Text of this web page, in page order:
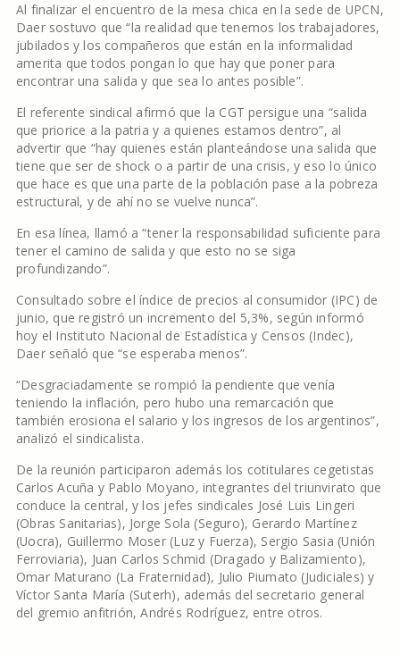
Al finalizar el encuentro de la mesa chica en la sede de UPCN,
Daer sostuvo que “la realidad que tenemos los trabajadores,
jubilados y los compañeros que están en la informalidad
amerita que todos pongan lo que hay que poner para
encontrar una salida y que sea lo antes posible”.
El referente sindical afirmó que la CGT persigue una “salida
que priorice a la patria y a quienes estamos dentro”, al
advertir que “hay quienes están planteándose una salida que
tiene que ser de shock o a partir de una crisis, y eso lo único
que hace es que una parte de la población pase a la pobreza
estructural, y de ahí no se vuelve nunca”.
En esa línea, llamó a “tener la responsabilidad suficiente para
tener el camino de salida y que esto no se siga
profundizando”.
Consultado sobre el índice de precios al consumidor (IPC) de
junio, que registró un incremento del 5,3%, según informó
hoy el Instituto Nacional de Estadística y Censos (Indec),
Daer señaló que “se esperaba menos”.
“Desgraciadamente se rompió la pendiente que venía
teniendo la inflación, pero hubo una remarcación que
también erosiona el salario y los ingresos de los argentinos”,
analizó el sindicalista.
De la reunión participaron además los cotitulares cegetistas
Carlos Acuña y Pablo Moyano, integrantes del triunvirato que
conduce la central, y los jefes sindicales José Luis Lingeri
(Obras Sanitarias), Jorge Sola (Seguro), Gerardo Martínez
(Uocra), Guillermo Moser (Luz y Fuerza), Sergio Sasia (Unión
Ferroviaria), Juan Carlos Schmid (Dragado y Balizamiento),
Omar Maturano (La Fraternidad), Julio Piumato (Judiciales) y
Víctor Santa María (Suterh), además del secretario general
del gremio anfitrión, Andrés Rodríguez, entre otros.